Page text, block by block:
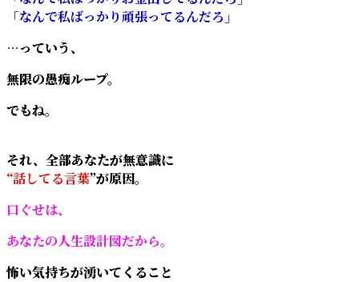
「なんで私ばっかり頑張ってるんだろ」
…っていう、
無限の愚痴ループ。
でもね。
それ、全部あなたが無意識に
“話してる言葉”が原因。
口ぐせは、
あなたの人生設計図だから。
怖い気持ちが湧いてくること